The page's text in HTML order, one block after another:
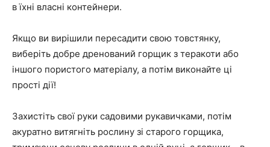
в їхні власні контейнери.
Якщо ви вирішили пересадити свою товстянку,
виберіть добре дренований горщик з теракоти або
іншого пористого матеріалу, а потім виконайте ці
прості дії!
Захистіть свої руки садовими рукавичками, потім
акуратно витягніть рослину зі старого горщика,